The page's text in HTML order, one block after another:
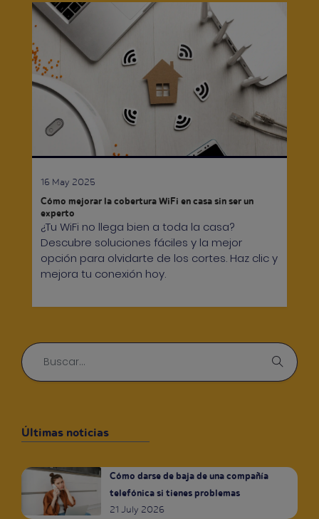
16 May 2025
Cómo mejorar la cobertura WiFi en casa sin ser un
experto
¿Tu WiFi no llega bien a toda la casa?
Descubre soluciones fáciles y la mejor
opción para olvidarte de los cortes. Haz clic y
mejora tu conexión hoy.
Últimas noticias
Cómo darse de baja de una compañía
telefónica si tienes problemas
21 July 2026